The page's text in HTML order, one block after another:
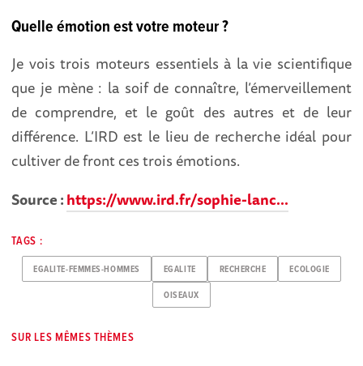
Quelle émotion est votre moteur ?
Je vois trois moteurs essentiels à la vie scientifique
que je mène : la soif de connaître, l’émerveillement
de comprendre, et le goût des autres et de leur
différence. L’IRD est le lieu de recherche idéal pour
cultiver de front ces trois émotions.
Source :https://www.ird.fr/sophie-lanc...
TAGS :
EGALITE-FEMMES-HOMMES EGALITE RECHERCHE ECOLOGIE
OISEAUX
SUR LES MÊMES THÈMES